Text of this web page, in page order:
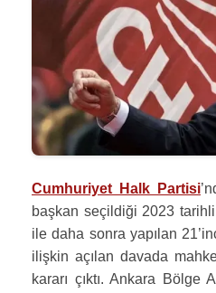
Cumhuriyet Halk Partisi
başkan seçildiği 2023
ile daha sonra yapılan
ilişkin açılan davada
kararı çıktı. Ankara Bölge